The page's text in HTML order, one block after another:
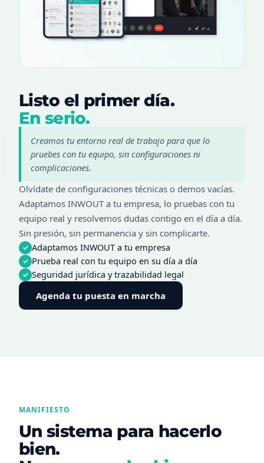
Listo el primer día.
En serio.
Creamos tu entorno real de trabajo para que lo
pruebes con tu equipo, sin configuraciones ni
complicaciones.
Olvídate de configuraciones técnicas o demos vacías.
Adaptamos INWOUT a tu empresa, lo pruebas con tu
equipo real y resolvemos dudas contigo en el día a día.
Sin presión, sin permanencia y sin complicarte.
✓ Adaptamos INWOUT a tu empresa
✓ Prueba real con tu equipo en su día a día
✓ Seguridad jurídica y trazabilidad legal
Agenda tu puesta en marcha
MANIFIESTO
Un sistema para hacerlo
bien.